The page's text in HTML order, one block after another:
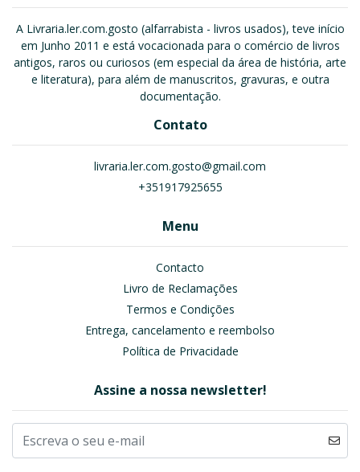
A Livraria.ler.com.gosto (alfarrabista - livros usados), teve início
em Junho 2011 e está vocacionada para o comércio de livros
antigos, raros ou curiosos (em especial da área de história, arte
e literatura), para além de manuscritos, gravuras, e outra
documentação.
Contato
livraria.ler.com.gosto@gmail.com
+351917925655
Menu
Contacto
Livro de Reclamações
Termos e Condições
Entrega, cancelamento e reembolso
Política de Privacidade
Assine a nossa newsletter!